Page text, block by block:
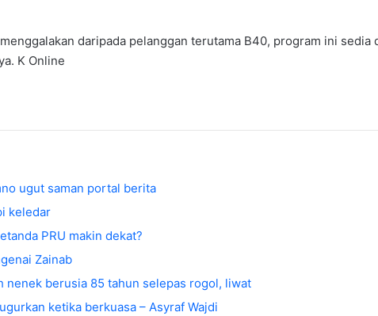
daripada pelanggan terutama B40, program ini
K Online
ugut saman portal berita
keledar
PRU makin dekat?
Zainab
nenek berusia 85 tahun selepas rogol, liwat
ketika berkuasa – Asyraf Wajdi